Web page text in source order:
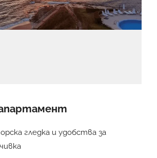
гледка и удобства за